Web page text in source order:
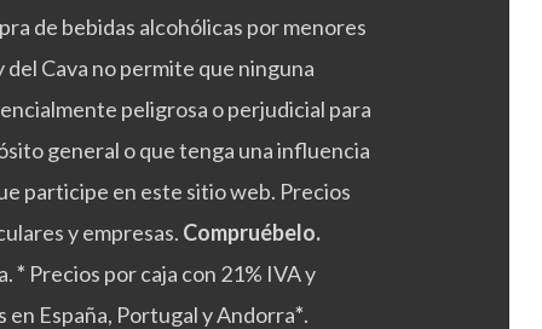
de bebidas alcohólicas por menores
del Cava no permite que ninguna
peligrosa o perjudicial para
general o que tenga una influencia
participe en este sitio web. Precios
y empresas. Compruébelo.
* Precios por caja con 21% IVA y
España, Portugal y Andorra*.